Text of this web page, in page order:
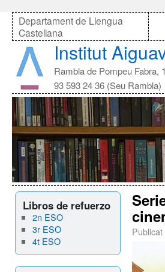
Departament de Llengua
Castellana
Institut
Rambla de Pompeu
93 593 24 36 (Seu
Libros de refuerzo
2n ESO
3r ESO
4t ESO
Publicat